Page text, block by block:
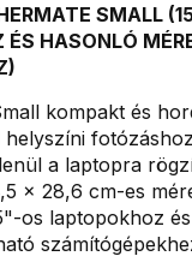
SMALL
ÉS HASONLÓ
kompakt és
helyszíni
a laptopra
x 28,6 cm-es
os laptopokhoz